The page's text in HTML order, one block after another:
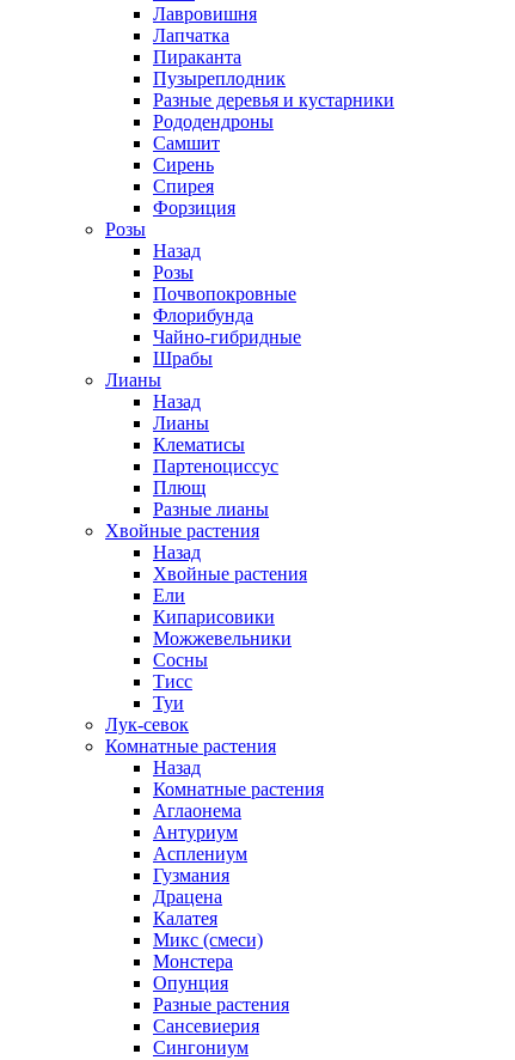
Лавровишня
Лапчатка
Пираканта
Пузыреплодник
Разные деревья и кустарники
Рододендроны
Самшит
Сирень
Спирея
Форзиция
Розы
Назад
Розы
Почвопокровные
Флорибунда
Чайно-гибридные
Шрабы
Лианы
Назад
Лианы
Клематисы
Партеноциссус
Плющ
Разные лианы
Хвойные растения
Назад
Хвойные растения
Ели
Кипарисовики
Можжевельники
Сосны
Тисс
Туи
Лук-севок
Комнатные растения
Назад
Комнатные растения
Аглаонема
Антуриум
Асплениум
Гузмания
Драцена
Калатея
Микс (смеси)
Монстера
Опунция
Разные растения
Сансевиерия
Сингониум